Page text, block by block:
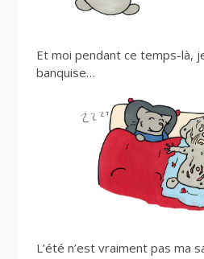
Et moi pendant ce temps-là,
banquise…
L’été n’est vraiment pas ma